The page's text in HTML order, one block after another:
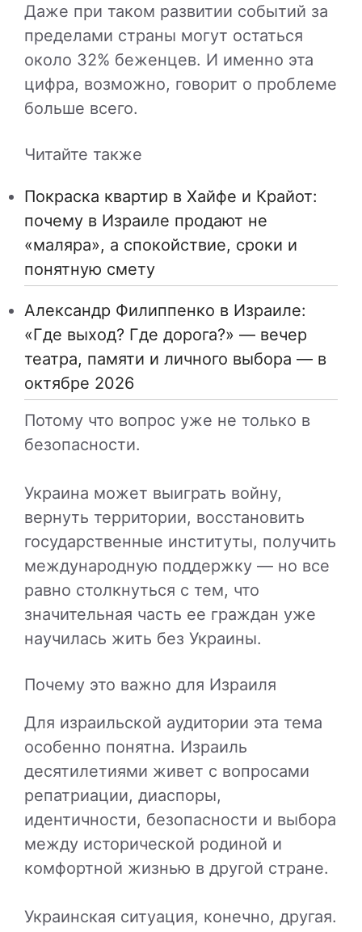
Даже при таком развитии событий за
пределами страны могут остаться
около 32% беженцев. И именно эта
цифра, возможно, говорит о проблеме
больше всего.
Читайте также
Покраска квартир в Хайфе и Крайот:
почему в Израиле продают не
«маляра», а спокойствие, сроки и
понятную смету
Александр Филиппенко в Израиле:
«Где выход? Где дорога?» — вечер
театра, памяти и личного выбора — в
октябре 2026
Потому что вопрос уже не только в
безопасности.
Украина может выиграть войну,
вернуть территории, восстановить
государственные институты, получить
международную поддержку — но все
равно столкнуться с тем, что
значительная часть ее граждан уже
научилась жить без Украины.
Почему это важно для Израиля
Для израильской аудитории эта тема
особенно понятна. Израиль
десятилетиями живет с вопросами
репатриации, диаспоры,
идентичности, безопасности и выбора
между исторической родиной и
комфортной жизнью в другой стране.
Украинская ситуация, конечно, другая.